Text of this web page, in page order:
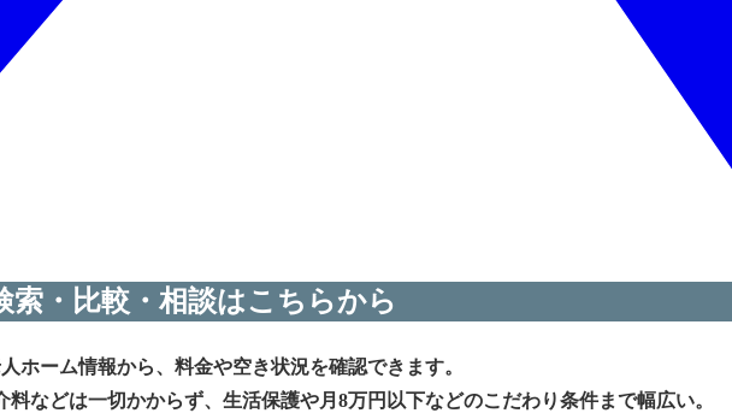
索・比較・相談はこちらから
ホーム情報から、料金や空き状況を確認できます。
などは一切かからず、生活保護や月8万円以下などのこだわり条件まで幅広い。